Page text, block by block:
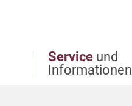
Service und
Informationen